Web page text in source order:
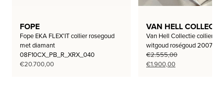
FOPE
Fope EKA FLEX’IT collier rosegoud
met diamant
08F10CX_PB_R_XRX_040
€20.700,00
VAN HELL
Van Hell Collectie collier
witgoud roségoud
€2.555,00
Oorspronkelijke
€1.900,00Huidige